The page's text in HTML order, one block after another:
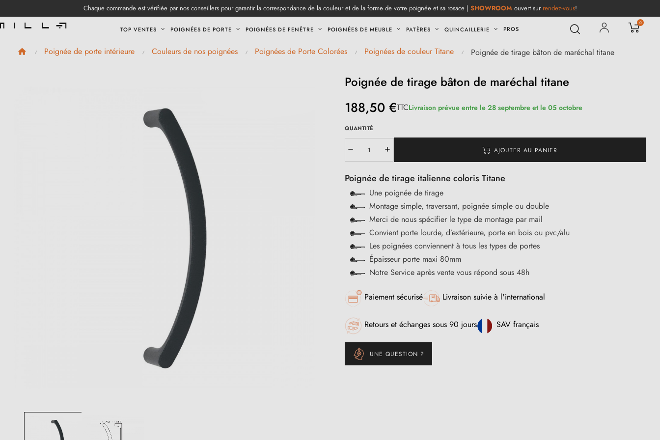
Chaque commande est vérifiée par nos conseillers pour garantir la correspondance de la couleur et de la forme de votre poignée et sa rosace | SHOWROOM ouvert sur rendez-vous!
TOP VENTES POIGNÉES DE PORTE POIGNÉES DE FENÊTRE POIGNÉES DE MEUBLE PATÈRES QUINCAILLERIE PROS
0
Poignée de porte intérieure Couleurs de nos poignées Poignées de Porte Colorées Poignées de couleur Titane Poignée de tirage bâton de maréchal titane
Poignée de tirage bâton de maréchal titane
188,50 €TTCLivraison prévue entre le 28 septembre et le 05 octobre
QUANTITÉ
AJOUTER AU PANIER
Poignée de tirage italienne coloris Titane
Une poignée de tirage
Montage simple, traversant, poignée simple ou double
Merci de nous spécifier le type de montage par mail
Convient porte lourde, d’extérieure, porte en bois ou pvc/alu
Les poignées conviennent à tous les types de portes
Épaisseur porte maxi 80mm
Notre Service après vente vous répond sous 48h
Paiement sécurisé Livraison suivie à l'international
Retours et échanges sous 90 jours SAV français
UNE QUESTION ?